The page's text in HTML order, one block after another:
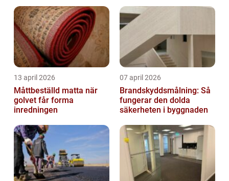
13 april 2026
Måttbeställd matta när
golvet får forma
inredningen
07 april 2026
Brandskyddsmålning: Så
fungerar den dolda
säkerheten i byggnaden